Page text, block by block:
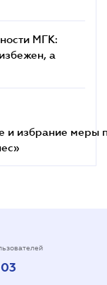
МГК:
а
и избрание меры